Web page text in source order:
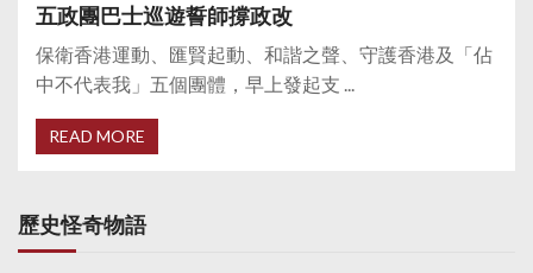
五政團巴士巡遊誓師撐政改
保衛香港運動、匯賢起動、和諧之聲、守護香港及「佔
中不代表我」五個團體，早上發起支 ...
READ MORE
歷史怪奇物語